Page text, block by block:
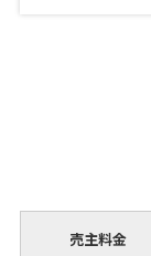
売主料金